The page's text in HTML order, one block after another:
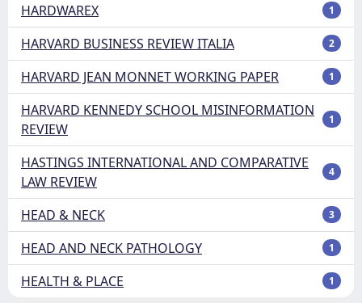
HARDWAREX 1
HARVARD BUSINESS REVIEW ITALIA 2
HARVARD JEAN MONNET WORKING PAPER 1
HARVARD KENNEDY SCHOOL MISINFORMATION
REVIEW
1
HASTINGS INTERNATIONAL AND COMPARATIVE
LAW REVIEW
4
HEAD & NECK 3
HEAD AND NECK PATHOLOGY 1
HEALTH & PLACE 1